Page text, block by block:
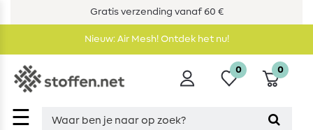
Gratis verzending vanaf 60 €
Nieuw: Air Mesh! Ontdek het nu!
☰
0 0